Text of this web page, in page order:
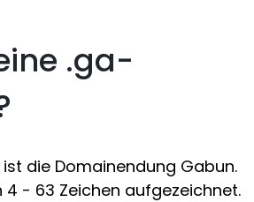
.ga-
die Domainendung Gabun.
4 - 63 Zeichen aufgezeichnet.